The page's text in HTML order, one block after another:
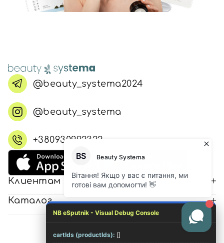
@beauty_systema2024
@beauty_systema
+380930992322
Клиентам
Каталог
© 2026 Все права защищены
NB eSputnik - Visual Debug Console
cartIds (productIds): []